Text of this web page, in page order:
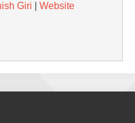
Giri
Website